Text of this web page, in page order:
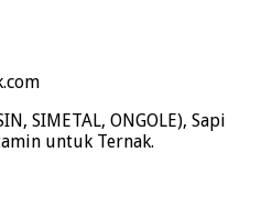
SIMETAL, ONGOLE), Sapi
untuk Ternak.